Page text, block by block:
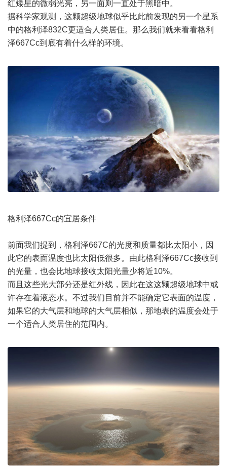
红矮星的微弱光亮，另一面则一直处于黑暗中。
据科学家观测，这颗超级地球似乎比此前发现的另一个星系
中的格利泽832C更适合人类居住。那么我们就来看看格利
泽667Cc到底有着什么样的环境。
格利泽667Cc的宜居条件
前面我们提到，格利泽667C的光度和质量都比太阳小，因
此它的表面温度也比太阳低很多。由此格利泽667Cc接收到
的光量，也会比地球接收太阳光量少将近10%。
而且这些光大部分还是红外线，因此在这这颗超级地球中或
许存在着液态水。不过我们目前并不能确定它表面的温度，
如果它的大气层和地球的大气层相似，那地表的温度会处于
一个适合人类居住的范围内。